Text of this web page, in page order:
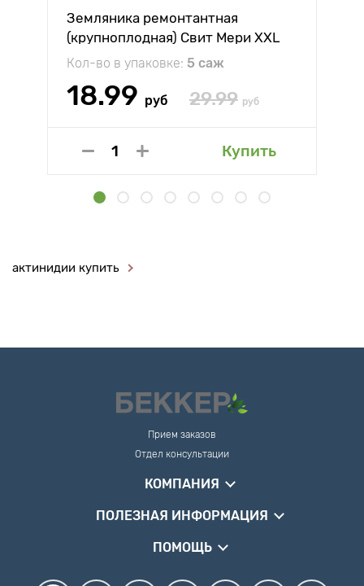
Земляника ремонтантная
(крупноплодная) Свит Мери XXL
Кол-во в упаковке: 5 саж
18.99 руб 29.99 руб
Купить
актинидии купить
Прием заказов
Отдел консультации
КОМПАНИЯ
ПОЛЕЗНАЯ ИНФОРМАЦИЯ
ПОМОЩЬ